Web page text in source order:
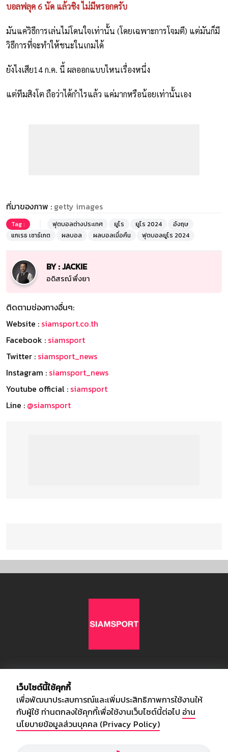
บอลฟลุค 6 นัด แล้วชิง ไม่มีหรอกครับ
มันแค่วิธีการเล่นไม่โดนใจเท่านั้น (โดยเฉพาะการโจมตี) แต่มันก็มี
วิธีการที่จะทำให้ชนะในเกมได้
ยังไงเสีย14 ก.ค. นี้ ผลออกแบบไหนเรื่องหนึ่ง
แต่ทีมสิงโต ถือว่าได้กำไรแล้ว แค่มากหรือน้อยเท่านั้นเอง
ที่มาของภาพ : getty images
Tag : ฟุตบอลต่างประเทศ ยูโร ยูโร 2024
อังฤษ
แกเรธ เซาธ์เกต
ผลบอล ผลบอลเมื่อคืน ฟุตบอลยูโร 2024
BY : JACKIE
อดิสรณ์ พึ่งยา
ติดตามช่องทางอื่นๆ:
Website : siamsport.co.th
Facebook : siamsport
Twitter : siamsport_news
Instagram : siamsport_news
Youtube official : siamsport
Line : @siamsport
อัพเดทข่าวสารวงการกีฬา ฟุตบอล ผลบอล ผลฟุตบอลทั่วโลก ฟรีเมียร์
ลีก ไทยลีก ฟุตบอลโลก ยูฟ่าแซมเปี้ยนส์ลีก พร้อมทั้งวิเคราะห์บอล จาก
สยามกีฬา สตาร์ชอคเก้อร์ สปอร์ตพูล
เว็บไซต์นี้ใช้คุกกี้
เพื่อพัฒนาประสบการณ์และเพิ่มประสิทธิภาพการใช้งานให้
กับผู้ใช้ ท่านตกลงใช้คุกกี้เพื่อใช้งานเว็บไซต์นี้ต่อไป อ่าน
นโยบายข้อมูลส่วนบุคคล (Privacy Policy)